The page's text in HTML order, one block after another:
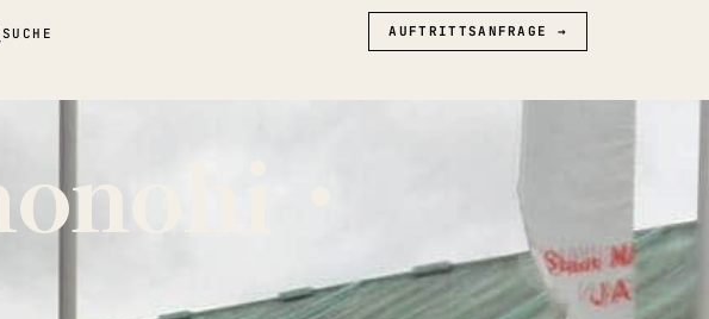
SUCHE AUFTRITTSANFRAGE →
・